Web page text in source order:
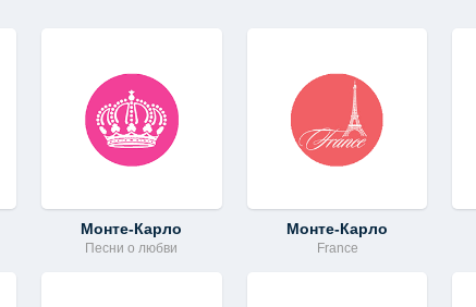
Монте-Карло
Песни о любви
Монте-Карло
France